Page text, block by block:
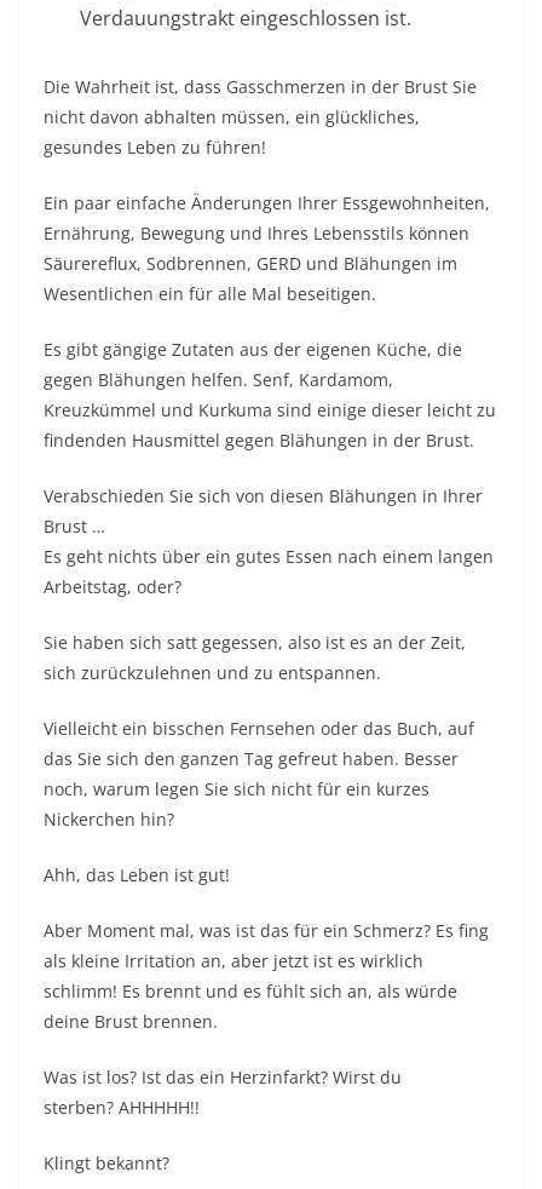
Verdauungstrakt eingeschlossen ist.
Die Wahrheit ist, dass Gasschmerzen in der Brust Sie
nicht davon abhalten müssen, ein glückliches,
gesundes Leben zu führen!
Ein paar einfache Änderungen Ihrer Essgewohnheiten,
Ernährung, Bewegung und Ihres Lebensstils können
Säurereflux, Sodbrennen, GERD und Blähungen im
Wesentlichen ein für alle Mal beseitigen.
Es gibt gängige Zutaten aus der eigenen Küche, die
gegen Blähungen helfen. Senf, Kardamom,
Kreuzkümmel und Kurkuma sind einige dieser leicht zu
findenden Hausmittel gegen Blähungen in der Brust.
Verabschieden Sie sich von diesen Blähungen in Ihrer
Brust …
Es geht nichts über ein gutes Essen nach einem langen
Arbeitstag, oder?
Sie haben sich satt gegessen, also ist es an der Zeit,
sich zurückzulehnen und zu entspannen.
Vielleicht ein bisschen Fernsehen oder das Buch, auf
das Sie sich den ganzen Tag gefreut haben. Besser
noch, warum legen Sie sich nicht für ein kurzes
Nickerchen hin?
Ahh, das Leben ist gut!
Aber Moment mal, was ist das für ein Schmerz? Es fing
als kleine Irritation an, aber jetzt ist es wirklich
schlimm! Es brennt und es fühlt sich an, als würde
deine Brust brennen.
Was ist los? Ist das ein Herzinfarkt? Wirst du
sterben? AHHHHH!!
Klingt bekannt?